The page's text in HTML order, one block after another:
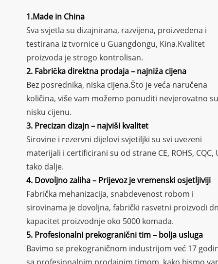
1.Made in China
Sva svjetla su dizajnirana, razvijena, proizvedena i
testirana iz tvornice u Guangdongu, Kina.Kvalitet
proizvoda je strogo kontrolisan.
2. Fabrička direktna prodaja – najniža cijena
Bez posrednika, niska cijena.Što je veća naručena
količina, više vam možemo ponuditi nevjerovatno
nisku cijenu.
3. Precizan dizajn – najviši kvalitet
Sirovine i rezervni dijelovi svjetiljki su svi uvezeni
materijali i certificirani su od strane CE, ROHS, CQC,
tako dalje.
4. Dovoljno zaliha – Prijevoz je vremenski osjetljiviji
Fabrička mehanizacija, snabdevenost robom i
sirovinama je dovoljna, fabrički rasvetni proizvodi
kapacitet proizvodnje oko 5000 komada.
5. Profesionalni prekogranični tim – bolja usluga
Bavimo se prekograničnom industrijom već 17